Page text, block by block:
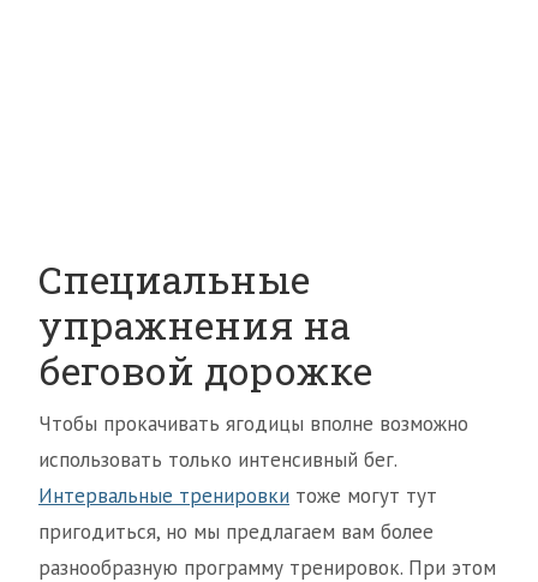
Специальные
упражнения на
беговой дорожке
Чтобы прокачивать ягодицы вполне возможно
использовать только интенсивный бег.
Интервальные тренировки тоже могут тут
пригодиться, но мы предлагаем вам более
разнообразную программу тренировок. При этом